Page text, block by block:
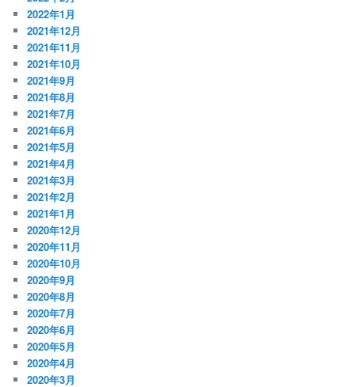
2022年1月
2021年12月
2021年11月
2021年10月
2021年9月
2021年8月
2021年7月
2021年6月
2021年5月
2021年4月
2021年3月
2021年2月
2021年1月
2020年12月
2020年11月
2020年10月
2020年9月
2020年8月
2020年7月
2020年6月
2020年5月
2020年4月
2020年3月